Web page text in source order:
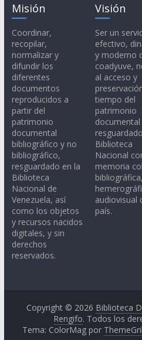
Misión
Coordinar,
recopilar,
normalizar y
difundir los
diferentes
documentos
reproducidos a
partir del
patrimonio
documental
bibliográfico y no
bibliográfico,
resguardado en la
Biblioteca
Nacional de
Venezuela, así
como los objetos
y recursos nacidos
digitales, y sin
derechos
reservados.
Visión
Ser un
efectivo,
y moderno
coadyuve,
al acceso y
tiempo del
patrimonio
documental
Biblioteca
Nacional
memoria
bibliográfica,
audiovisual
país.
Copyright © 2026 Biblioteca
Rengifo. Todos los
Tema: ColorMag por